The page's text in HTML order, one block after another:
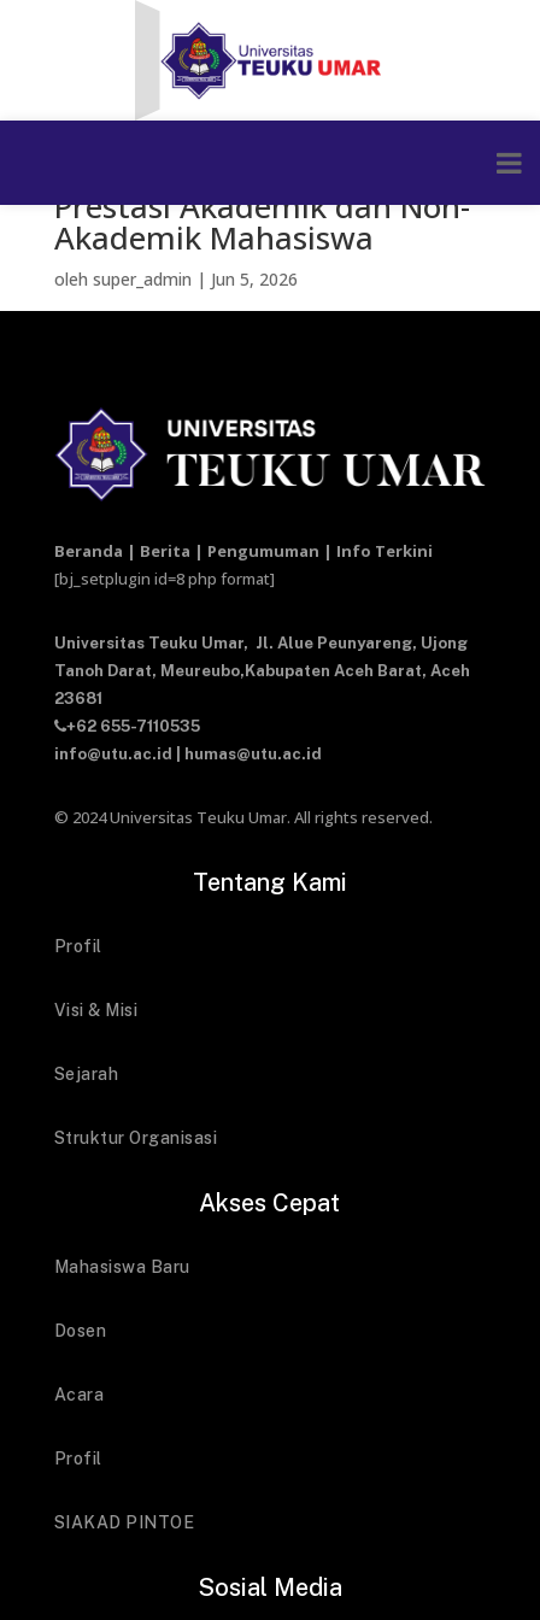
Prestasi Akademik dan Non-
Akademik Mahasiswa
oleh super_admin | Jun 5, 2026
Beranda | Berita | Pengumuman | Info Terkini
[bj_setplugin id=8 php format]
Universitas Teuku Umar, Jl. Alue Peunyareng, Ujong
Tanoh Darat, Meureubo,Kabupaten Aceh Barat, Aceh
23681
+62 655-7110535
info@utu.ac.id
humas@utu.ac.id
© 2024 Universitas Teuku Umar. All rights reserved.
Tentang Kami
Profil
Visi & Misi
Sejarah
Struktur Organisasi
Akses Cepat
Mahasiswa Baru
Dosen
Acara
Profil
SIAKAD PINTOE
Sosial Media